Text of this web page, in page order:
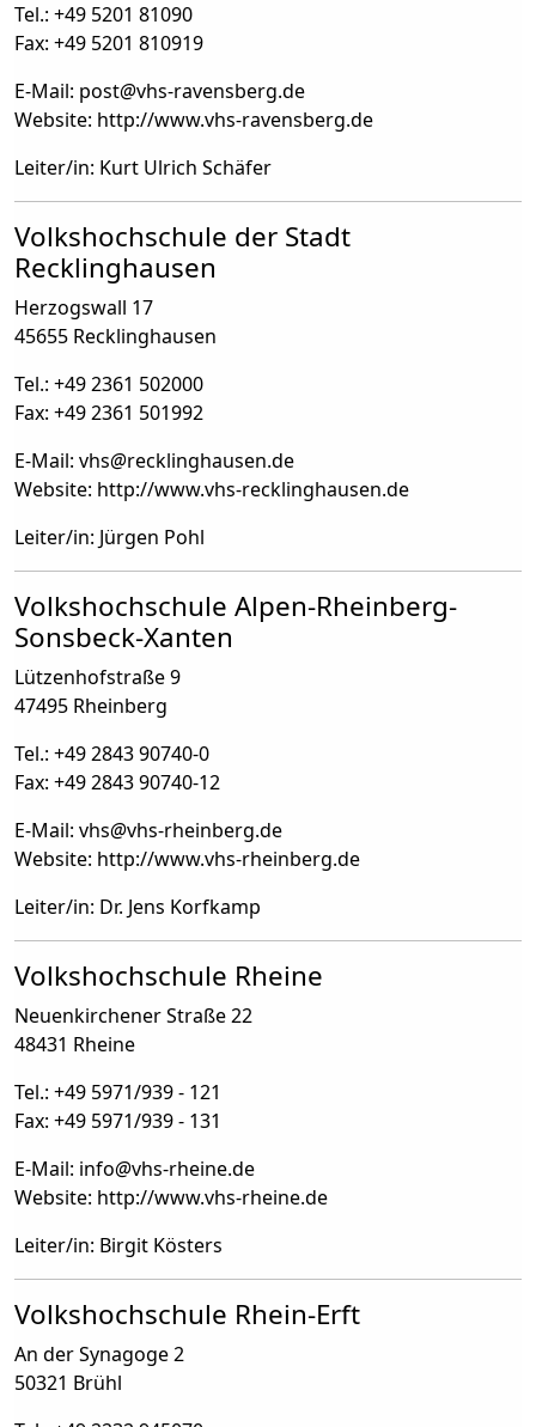
Tel.: +49 5201 81090
Fax: +49 5201 810919
E-Mail: post@vhs-ravensberg.de
Website: http://www.vhs-ravensberg.de
Leiter/in: Kurt Ulrich Schäfer
Volkshochschule der Stadt
Recklinghausen
Herzogswall 17
45655 Recklinghausen
Tel.: +49 2361 502000
Fax: +49 2361 501992
E-Mail: vhs@recklinghausen.de
Website: http://www.vhs-recklinghausen.de
Leiter/in: Jürgen Pohl
Volkshochschule Alpen-Rheinberg-
Sonsbeck-Xanten
Lützenhofstraße 9
47495 Rheinberg
Tel.: +49 2843 90740-0
Fax: +49 2843 90740-12
E-Mail: vhs@vhs-rheinberg.de
Website: http://www.vhs-rheinberg.de
Leiter/in: Dr. Jens Korfkamp
Volkshochschule Rheine
Neuenkirchener Straße 22
48431 Rheine
Tel.: +49 5971/939 - 121
Fax: +49 5971/939 - 131
E-Mail: info@vhs-rheine.de
Website: http://www.vhs-rheine.de
Leiter/in: Birgit Kösters
Volkshochschule Rhein-Erft
An der Synagoge 2
50321 Brühl